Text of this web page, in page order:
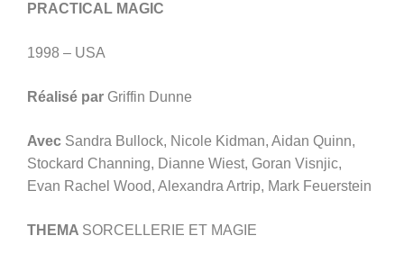
PRACTICAL MAGIC
1998 – USA
Réalisé par Griffin Dunne
Avec Sandra Bullock, Nicole Kidman, Aidan Quinn,
Stockard Channing, Dianne Wiest, Goran Visnjic,
Evan Rachel Wood, Alexandra Artrip, Mark Feuerstein
THEMA SORCELLERIE ET MAGIE